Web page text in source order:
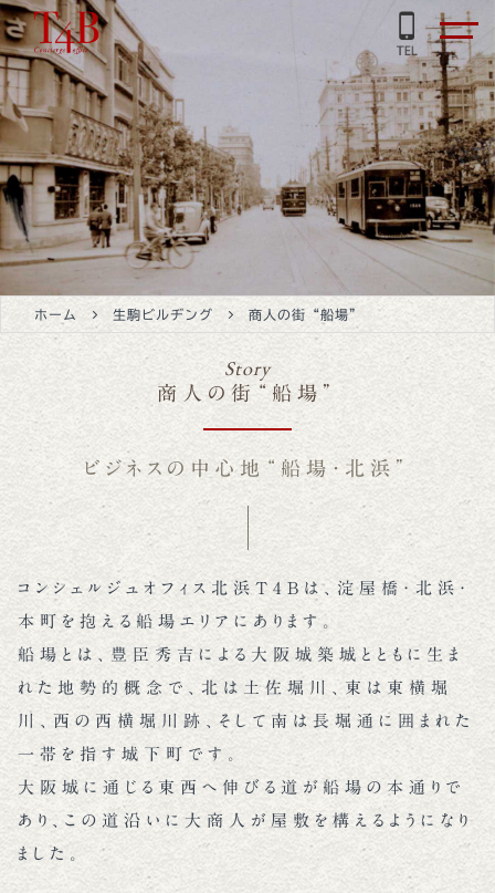
ホーム 生駒ビルヂング 商人の街“船場”
Story
商人の街“船場”
ビジネスの中心地“船場・北浜”
コンシェルジュオフィス北浜T4Bは、淀屋橋・北浜・
本町を抱える船場エリアにあります。
船場とは、豊臣秀吉による大阪城築城とともに生ま
れた地勢的概念で、北は土佐堀川、東は東横堀
川、西の西横堀川跡、そして南は長堀通に囲まれた
一帯を指す城下町です。
大阪城に通じる東西へ伸びる道が船場の本通りで
あり、この道沿いに大商人が屋敷を構えるようになり
ました。